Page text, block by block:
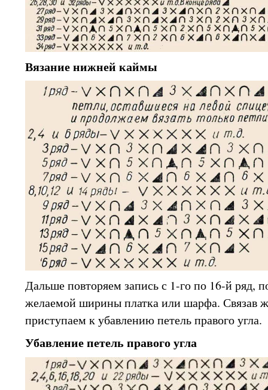
Вязание нижней каймы
Дальше повторяем запись с 1-го по 16-й ряд,
желаемой ширины платка или шарфа. Связав
приступаем к убавлению петель правого угла.
Убавление петель правого угла